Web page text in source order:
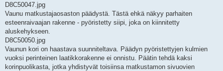
D8C50047.jpg
Vaunu matkustajaosaston päädystä. Tästä ehkä näkyy parhaiten
esteenraivaajan rakenne - pyöristetty siipi, joka on kiinnitetty
aluskehykseen.
D8C50050.jpg
Vaunun kori on haastava suunniteltava. Päädyn pyöristettyjen kulmien
vuoksi perinteinen laatikkorakenne ei onnistu. Päätin tehdä kaksi
korinpuolikasta, jotka yhdistyvät toisiinsa matkustamon sivuovien